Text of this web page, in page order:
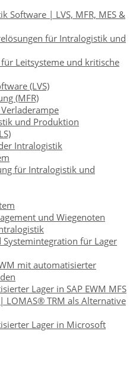
Software | LVS, MFR, MES &
für Intralogistik und
für Leitsysteme und kritische
(LVS)
(MFR)
und Produktion
Intralogistik
für Intralogistik und
und Wiegenoten
Systemintegration für Lager
mit automatisierter
Lager in SAP EWM MFS
LOMAS® TRM als Alternative
Lager in Microsoft